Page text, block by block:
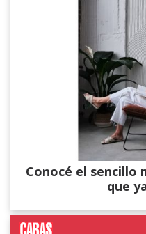
Conocé el sencillo
que